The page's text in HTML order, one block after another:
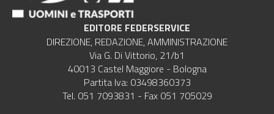
EDITORE FEDERSERVICE
DIREZIONE, REDAZIONE, AMMINISTRAZIONE
Via G. Di Vittorio, 21/b1
40013 Castel Maggiore - Bologna
Partita Iva: 03498360373
Tel. 051 7093831 - Fax 051 705029